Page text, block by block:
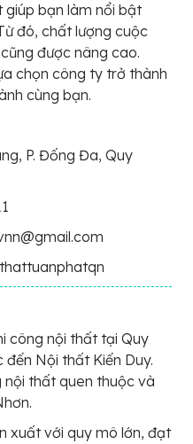
giúp bạn làm nổi bật
đó, chất lượng cuộc
được nâng cao.
chọn công ty trở thành
cùng bạn.
P. Đống Đa, Quy
công nội thất tại Quy
Nội thất Kiến Duy.
thất quen thuộc và
xuất với quy mô lớn, đạt